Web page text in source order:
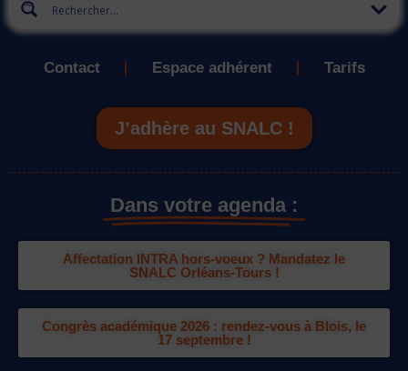
Contact Espace adhérent Tarifs
J’adhère au SNALC !
Dans votre agenda :
Affectation INTRA hors-voeux ? Mandatez le
SNALC Orléans-Tours !
Congrès académique 2026 : rendez-vous à Blois, le
17 septembre !